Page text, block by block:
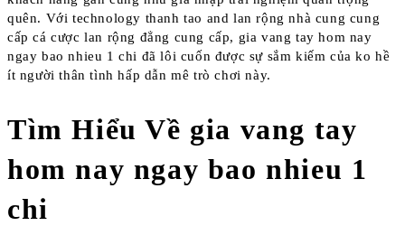
quên. Với technology thanh tao and lan rộng nhà cung cung
cấp cá cược lan rộng đẳng cung cấp, gia vang tay hom nay
ngay bao nhieu 1 chi đã lôi cuốn được sự sắm kiếm của ko hề
ít người thân tình hấp dẫn mê trò chơi này.
Tìm Hiểu Về gia vang tay
hom nay ngay bao nhieu 1
chi